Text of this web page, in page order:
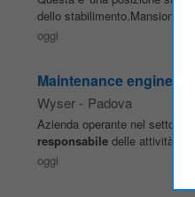
dello stabilimento.Mansioni:-
oggi
Maintenance engineer
Wyser - Padova
Azienda operante nel settore
responsabiledelle attività di
oggi